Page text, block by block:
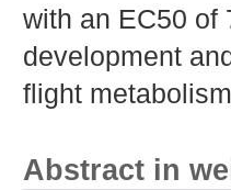
with an EC50 of
development
flight
Abstract in